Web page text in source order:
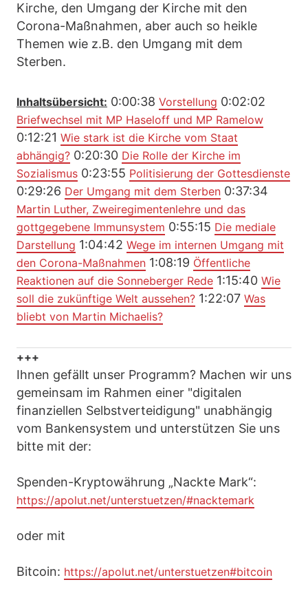
Kirche, den Umgang der Kirche mit den
Corona-Maßnahmen, aber auch so heikle
Themen wie z.B. den Umgang mit dem
Sterben.
Inhaltsübersicht: 0:00:38 Vorstellung 0:02:02
Briefwechsel mit MP Haseloff und MP Ramelow
0:12:21 Wie stark ist die Kirche vom Staat
abhängig? 0:20:30 Die Rolle der Kirche im
Sozialismus 0:23:55 Politisierung der Gottesdienste
0:29:26 Der Umgang mit dem Sterben 0:37:34
Martin Luther, Zweiregimentenlehre und das
gottgegebene Immunsystem 0:55:15 Die mediale
Darstellung 1:04:42 Wege im internen Umgang mit
den Corona-Maßnahmen 1:08:19 Öffentliche
Reaktionen auf die Sonneberger Rede 1:15:40 Wie
soll die zukünftige Welt aussehen? 1:22:07 Was
bliebt von Martin Michaelis?
+++
Ihnen gefällt unser Programm? Machen wir uns
gemeinsam im Rahmen einer "digitalen
finanziellen Selbstverteidigung" unabhängig
vom Bankensystem und unterstützen Sie uns
bitte mit der:
Spenden-Kryptowährung „Nackte Mark“:
https://apolut.net/unterstuetzen/#nacktemark
oder mit
Bitcoin: https://apolut.net/unterstuetzen#bitcoin